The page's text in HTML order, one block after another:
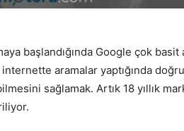
–
başlandığında Google çok
aramalar yaptığında
sağlamak. Artık 18 yıllık